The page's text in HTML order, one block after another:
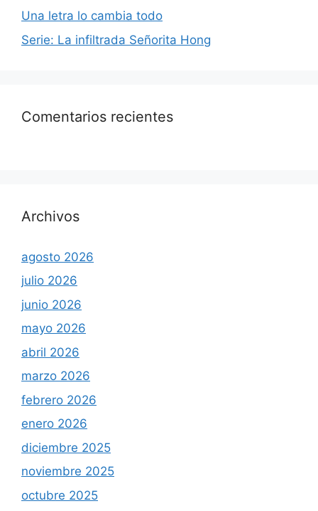
Una letra lo cambia todo
Serie: La infiltrada Señorita Hong
Comentarios recientes
Archivos
agosto 2026
julio 2026
junio 2026
mayo 2026
abril 2026
marzo 2026
febrero 2026
enero 2026
diciembre 2025
noviembre 2025
octubre 2025